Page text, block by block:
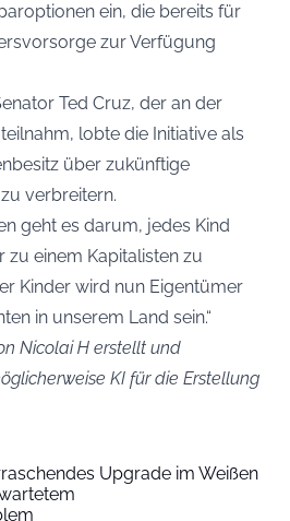
ein, die bereits für
zur Verfügung
Ted Cruz, der an der
lobte die Initiative als
über zukünftige
verbreitern.
geht es darum, jedes Kind
zu einem Kapitalisten zu
Kinder wird nun Eigentümer
in unserem Land sein.“
Nicolai H erstellt und
KI für die Erstellung
Upgrade im Weißen